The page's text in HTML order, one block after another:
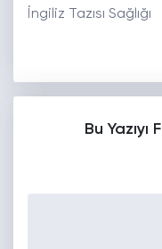
İngiliz Tazısı Sağlığı
Bu